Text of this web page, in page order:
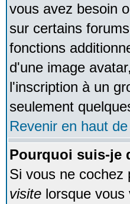
vous avez besoin
sur certains
fonctions
d'une image
l'inscription à un
seulement
Revenir en haut
Pourquoi suis-je
Si vous ne cochez
visite lorsque